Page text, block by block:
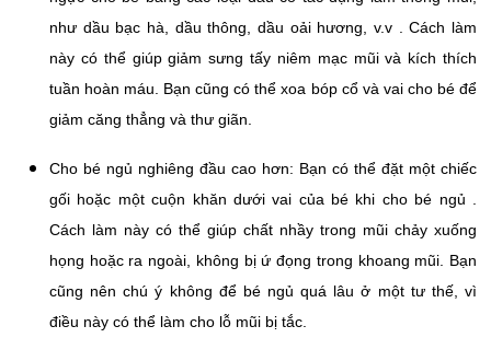
như dầu bạc hà, dầu thông, dầu oải hương, v.v . Cách làm
này có thể giúp giảm sưng tấy niêm mạc mũi và kích thích
tuần hoàn máu. Bạn cũng có thể xoa bóp cổ và vai cho bé để
giảm căng thẳng và thư giãn.
Cho bé ngủ nghiêng đầu cao hơn: Bạn có thể đặt một chiếc
gối hoặc một cuộn khăn dưới vai của bé khi cho bé ngủ .
Cách làm này có thể giúp chất nhầy trong mũi chảy xuống
họng hoặc ra ngoài, không bị ứ đọng trong khoang mũi. Bạn
cũng nên chú ý không để bé ngủ quá lâu ở một tư thế, vì
điều này có thể làm cho lỗ mũi bị tắc.